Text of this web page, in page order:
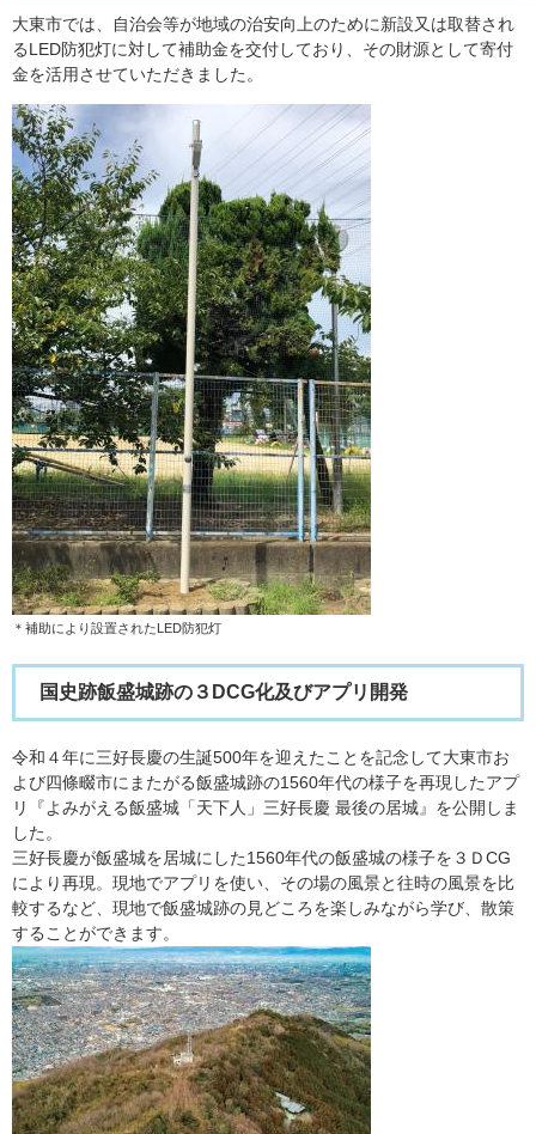
大東市では、自治会等が地域の治安向上のために新設又は取替され
るLED防犯灯に対して補助金を交付しており、その財源として寄付
金を活用させていただきました。
＊補助により設置されたLED防犯灯
国史跡飯盛城跡の３DCG化及びアプリ開発
令和４年に三好長慶の生誕500年を迎えたことを記念して大東市お
よび四條畷市にまたがる飯盛城跡の1560年代の様子を再現したアプ
リ『よみがえる飯盛城「天下人」三好長慶 最後の居城』を公開しま
した。
三好長慶が飯盛城を居城にした1560年代の飯盛城の様子を３ＤCG
により再現。現地でアプリを使い、その場の風景と往時の風景を比
較するなど、現地で飯盛城跡の見どころを楽しみながら学び、散策
することができます。